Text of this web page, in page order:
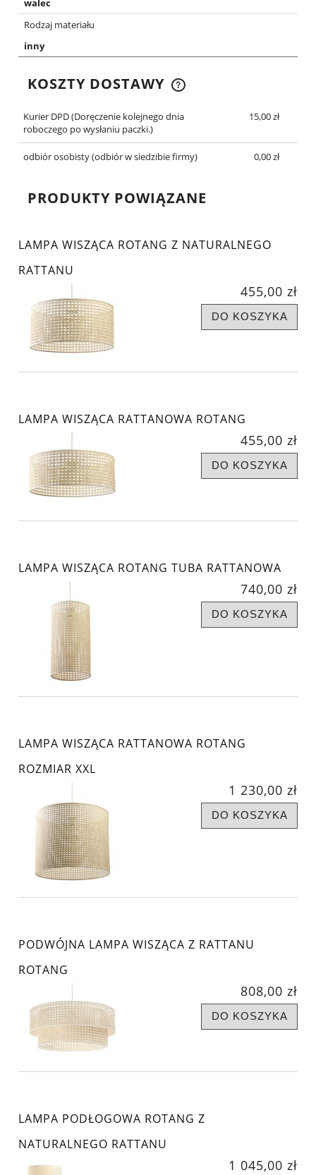
walec
Rodzaj materiału
inny
KOSZTY DOSTAWY
CENA NIE ZAWIERA EWENTUALNYCH KOSZTÓW
Kurier DPD(Doręczenie kolejnego dnia
roboczego po wysłaniu paczki.)
15,00 zł
odbiór osobisty(odbiór w siedzibie firmy) 0,00 zł
PRODUKTY POWIĄZANE
LAMPA WISZĄCA ROTANG Z NATURALNEGO
RATTANU
455,00 zł
DO KOSZYKA
LAMPA WISZĄCA RATTANOWA ROTANG
455,00 zł
DO KOSZYKA
LAMPA WISZĄCA ROTANG TUBA RATTANOWA
740,00 zł
DO KOSZYKA
LAMPA WISZĄCA RATTANOWA ROTANG
ROZMIAR XXL
1 230,00 zł
DO KOSZYKA
PODWÓJNA LAMPA WISZĄCA Z RATTANU
ROTANG
808,00 zł
DO KOSZYKA
LAMPA PODŁOGOWA ROTANG Z
NATURALNEGO RATTANU
1 045,00 zł